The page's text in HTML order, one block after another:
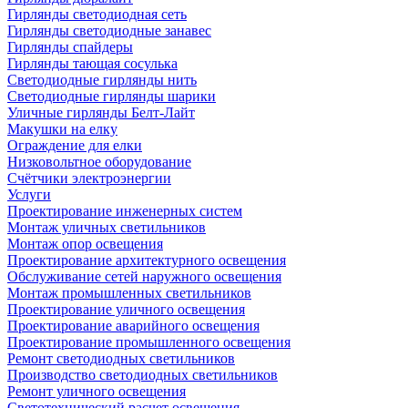
Гирлянды светодиодная сеть
Гирлянды светодиодные занавес
Гирлянды спайдеры
Гирлянды тающая сосулька
Светодиодные гирлянды нить
Светодиодные гирлянды шарики
Уличные гирлянды Белт-Лайт
Макушки на елку
Ограждение для елки
Низковольтное оборудование
Счётчики электроэнергии
Услуги
Проектирование инженерных систем
Монтаж уличных светильников
Монтаж опор освещения
Проектирование архитектурного освещения
Обслуживание сетей наружного освещения
Монтаж промышленных светильников
Проектирование уличного освещения
Проектирование аварийного освещения
Проектирование промышленного освещения
Ремонт светодиодных светильников
Производство светодиодных светильников
Ремонт уличного освещения